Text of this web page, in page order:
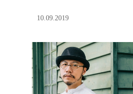
10.09.2019